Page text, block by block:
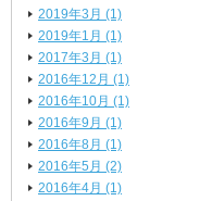
2019年3月 (1)
2019年1月 (1)
2017年3月 (1)
2016年12月 (1)
2016年10月 (1)
2016年9月 (1)
2016年8月 (1)
2016年5月 (2)
2016年4月 (1)